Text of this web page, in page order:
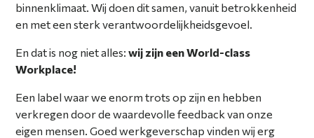
binnenklimaat. Wij doen dit samen, vanuit betrokkenheid
en met een sterk verantwoordelijkheidsgevoel.
En dat is nog niet alles:wij zijn een World-class
Workplace!
Een label waar we enorm trots op zijn en hebben
verkregen door de waardevolle feedback van onze
eigen mensen. Goed werkgeverschap vinden wij erg